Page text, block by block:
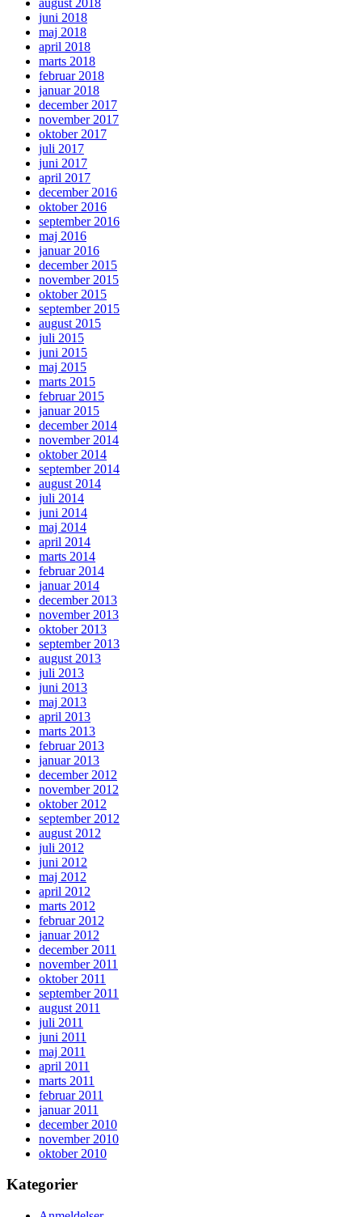
juni 2018
maj 2018
april 2018
marts 2018
februar 2018
januar 2018
december 2017
november 2017
oktober 2017
juli 2017
juni 2017
april 2017
december 2016
oktober 2016
september 2016
maj 2016
januar 2016
december 2015
november 2015
oktober 2015
september 2015
august 2015
juli 2015
juni 2015
maj 2015
marts 2015
februar 2015
januar 2015
december 2014
november 2014
oktober 2014
september 2014
august 2014
juli 2014
juni 2014
maj 2014
april 2014
marts 2014
februar 2014
januar 2014
december 2013
november 2013
oktober 2013
september 2013
august 2013
juli 2013
juni 2013
maj 2013
april 2013
marts 2013
februar 2013
januar 2013
december 2012
november 2012
oktober 2012
september 2012
august 2012
juli 2012
juni 2012
maj 2012
april 2012
marts 2012
februar 2012
januar 2012
december 2011
november 2011
oktober 2011
september 2011
august 2011
juli 2011
juni 2011
maj 2011
april 2011
marts 2011
februar 2011
januar 2011
december 2010
november 2010
oktober 2010
Kategorier